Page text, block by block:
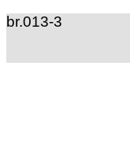
br.013-3